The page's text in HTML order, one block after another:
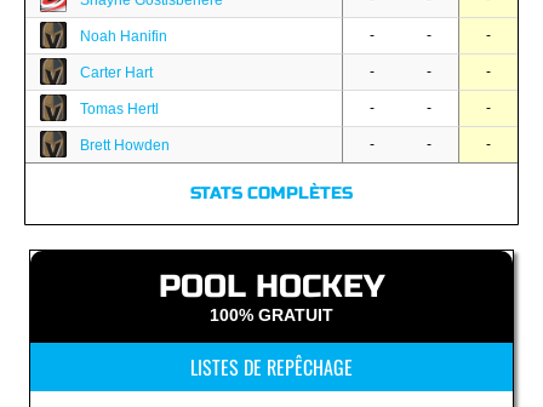
Noah Hanifin - - -
Carter Hart - - -
Tomas Hertl - - -
Brett Howden - - -
STATS COMPLÈTES
POOL HOCKEY
100% GRATUIT
LISTES DE REPÊCHAGE